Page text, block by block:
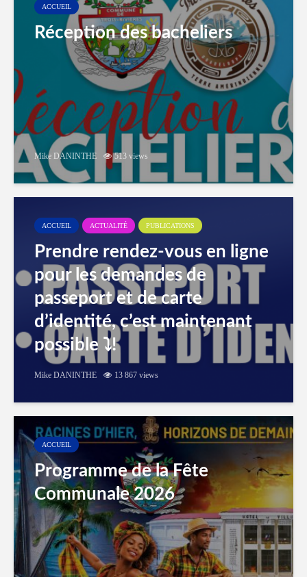
ACCUEIL
Réception des bacheliers
Mike DANINTHE 513 views
ACCUEIL ACTUALITÉ PUBLICATIONS
Prendre rendez-vous en ligne
pour les demandes de
passeport et de carte
d’identité, c’est maintenant
possible ⤵️!
Mike DANINTHE 13 867 views
ACCUEIL
Programme de la Fête
Communale 2026